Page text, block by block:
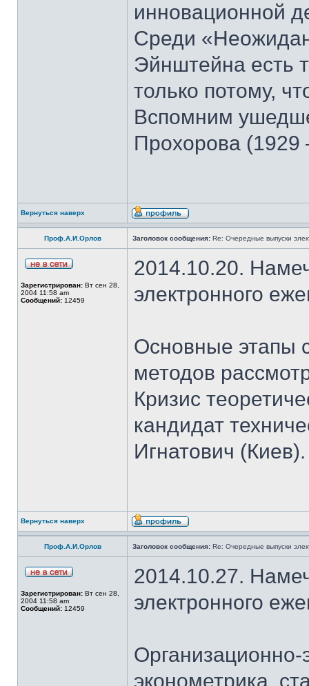
инновационной
Среди
Эйнштейна есть
только потому,
Вспомним
Прохорова (1929
Вернуться наверх
Проф.А.И.Орлов Заголовок сообщения: Re: Очередные выпуски
Зарегистрирован: Вт сен 28,
2004 11:58 am
Сообщений: 12459
2014.10.20.
электронного
Основные этапы
методов
Кризис
кандидат
Игнатович (Киев).
Вернуться наверх
Проф.А.И.Орлов Заголовок сообщения: Re: Очередные выпуски
Зарегистрирован: Вт сен 28,
2004 11:58 am
Сообщений: 12459
2014.10.27.
электронного
эконометрика,